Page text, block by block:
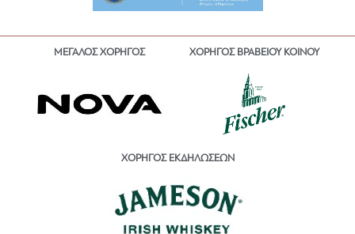
ΜΕΓΑΛΟΣ ΧΟΡΗΓΟΣ ΧΟΡΗΓΟΣ ΒΡΑΒΕΙΟΥ ΚΟΙΝΟΥ
ΧΟΡΗΓΟΣ ΕΚΔΗΛΩΣΕΩΝ